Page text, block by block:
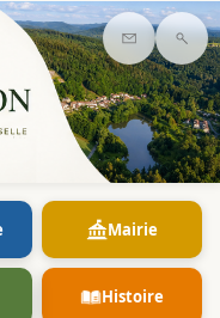
Contact
Mairie
Histoire